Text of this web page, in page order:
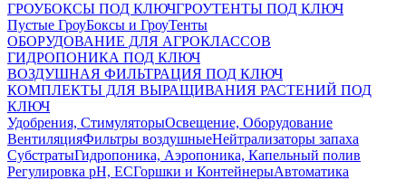
ГРОУБОКСЫ ПОД КЛЮЧГРОУТЕНТЫ ПОД КЛЮЧ
Пустые ГроуБоксы и ГроуТенты
ОБОРУДОВАНИЕ ДЛЯ АГРОКЛАССОВ
ГИДРОПОНИКА ПОД КЛЮЧ
ВОЗДУШНАЯ ФИЛЬТРАЦИЯ ПОД КЛЮЧ
КОМПЛЕКТЫ ДЛЯ ВЫРАЩИВАНИЯ РАСТЕНИЙ ПОД
КЛЮЧ
Удобрения, СтимуляторыОсвещение, Оборудование
ВентиляцияФильтры воздушныеНейтрализаторы запаха
СубстратыГидропоника, Аэропоника, Капельный полив
Регулировка pH, ECГоршки и КонтейнерыАвтоматика